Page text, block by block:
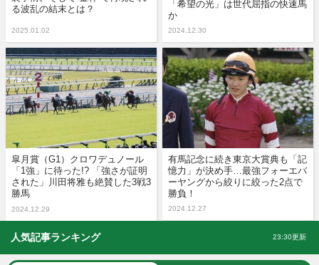
る波乱の結末とは？
2025.01.02
「希望の光」は世代屈指の快速馬
か
2024.12.30
皐月賞（G1）クロワデュノール
「1強」に待った!? 「強さが証明
された」川田将雅も絶賛した3戦3
勝馬
2024.12.29
有馬記念に続き東京大賞典も「記
憶力」が決め手…最強フォーエバ
ーヤングから絞りに絞った2点で
勝負！
2024.12.27
人気記事ランキング 23:30更新